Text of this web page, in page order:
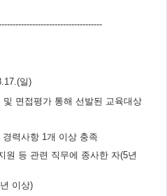
일)
및 면접평가 통해 선발된 교육대상
경력사항 1개 이상 충족
원 등 관련 직무에 종사한 자(5년
년 이상)